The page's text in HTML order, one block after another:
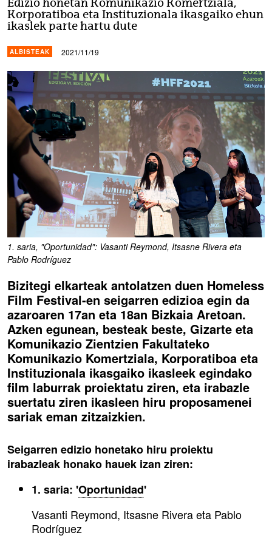
Edizio honetan Komunikazio Komertziala,
Korporatiboa eta Instituzionala ikasgaiko ehun
ikaslek parte hartu dute
ALBISTEAK 2021/11/19
1. saria, "Oportunidad": Vasanti Reymond, Itsasne Rivera eta
Pablo Rodríguez
Bizitegi elkarteak antolatzen duen Homeless
Film Festival-en seigarren edizioa egin da
azaroaren 17an eta 18an Bizkaia Aretoan.
Azken egunean, besteak beste, Gizarte eta
Komunikazio Zientzien Fakultateko
Komunikazio Komertziala, Korporatiboa eta
Instituzionala ikasgaiko ikasleek egindako
film laburrak proiektatu ziren, eta irabazle
suertatu ziren ikasleen hiru proposamenei
sariak eman zitzaizkien.
Seigarren edizio honetako hiru proiektu
irabazleak honako hauek izan ziren:
1. saria: 'Oportunidad'
Vasanti Reymond, Itsasne Rivera eta Pablo
Rodríguez